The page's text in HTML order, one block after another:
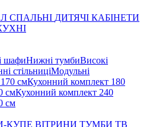
СПАЛЬНІ ДИТЯЧІ КАБІНЕТИ
шафиНижні тумбиВисокі
стільниціМодульні
смКухонний комплект 180
смКухонний комплект 240
см
КУПЕ ВІТРИНИ ТУМБИ ТВ